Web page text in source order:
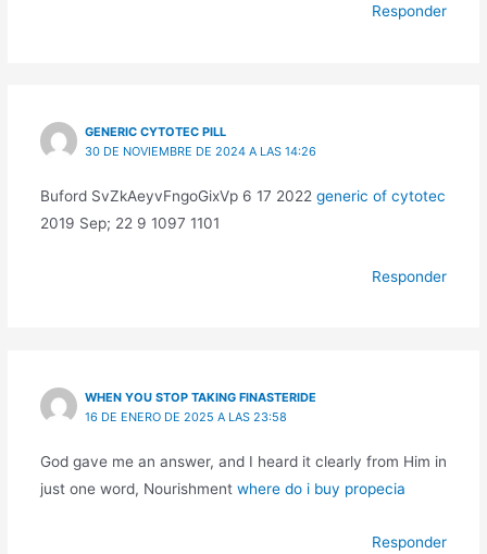
Responder
GENERIC CYTOTEC PILL
30 DE NOVIEMBRE DE 2024 A LAS 14:26
Buford SvZkAeyvFngoGixVp 6 17 2022 generic of cytotec
2019 Sep; 22 9 1097 1101
Responder
WHEN YOU STOP TAKING FINASTERIDE
16 DE ENERO DE 2025 A LAS 23:58
God gave me an answer, and I heard it clearly from Him in
just one word, Nourishment where do i buy propecia
Responder